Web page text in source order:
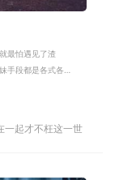
最怕遇见了渣
手段都是各式各
起才不枉这一世